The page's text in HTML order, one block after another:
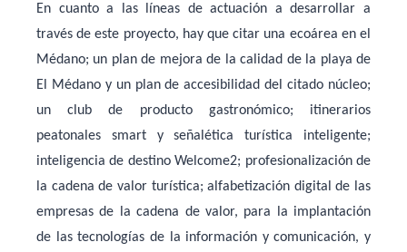
En cuanto a las líneas de actuación a desarrollar a
través de este proyecto, hay que citar una ecoárea en el
Médano; un plan de mejora de la calidad de la playa de
El Médano y un plan de accesibilidad del citado núcleo;
un club de producto gastronómico; itinerarios
peatonales smart y señalética turística inteligente;
inteligencia de destino Welcome2; profesionalización de
la cadena de valor turística; alfabetización digital de las
empresas de la cadena de valor, para la implantación
de las tecnologías de la información y comunicación, y